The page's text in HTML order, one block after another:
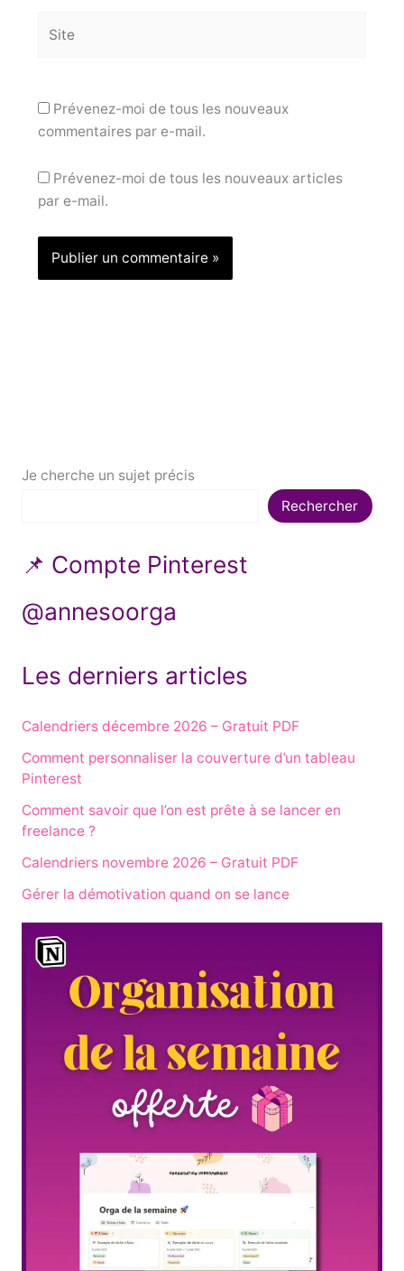
Prévenez-moi de tous les nouveaux
commentaires par e-mail.
Prévenez-moi de tous les nouveaux articles
par e-mail.
Je cherche un sujet précis
Rechercher
📌 Compte Pinterest
@annesoorga
Les derniers articles
Calendriers décembre 2026 – Gratuit PDF
Comment personnaliser la couverture d’un tableau
Pinterest
Comment savoir que l’on est prête à se lancer en
freelance ?
Calendriers novembre 2026 – Gratuit PDF
Gérer la démotivation quand on se lance